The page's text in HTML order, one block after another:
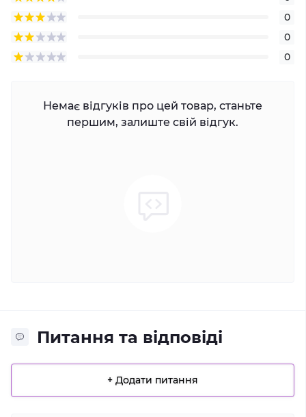
0
0
0
Немає відгуків про цей товар, станьте
першим, залиште свій відгук.
Питання та відповіді
+ Додати питання